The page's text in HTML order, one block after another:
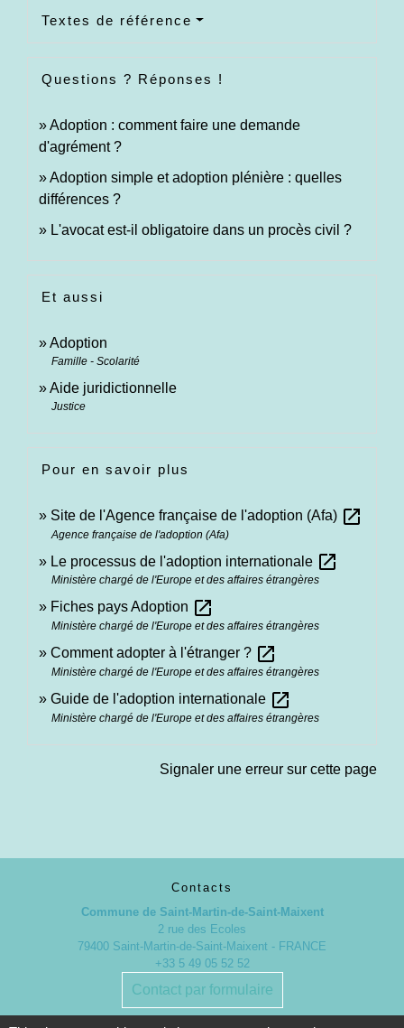
Textes de référence
Questions ? Réponses !
Adoption : comment faire une demande
d'agrément ?
Adoption simple et adoption plénière : quelles
différences ?
L'avocat est-il obligatoire dans un procès civil ?
Et aussi
Adoption
Famille - Scolarité
Aide juridictionnelle
Justice
Pour en savoir plus
Site de l'Agence française de l'adoption (Afa) open_in_new
Agence française de l'adoption (Afa)
Le processus de l'adoption internationale open_in_new
Ministère chargé de l'Europe et des affaires étrangères
Fiches pays Adoption open_in_new
Ministère chargé de l'Europe et des affaires étrangères
Comment adopter à l'étranger ? open_in_new
Ministère chargé de l'Europe et des affaires étrangères
Guide de l'adoption internationale open_in_new
Ministère chargé de l'Europe et des affaires étrangères
Signaler une erreur sur cette page
Contacts
Commune de Saint-Martin-de-Saint-Maixent
2 rue des Ecoles
79400 Saint-Martin-de-Saint-Maixent - FRANCE
+33 5 49 05 52 52
Contact par formulaire